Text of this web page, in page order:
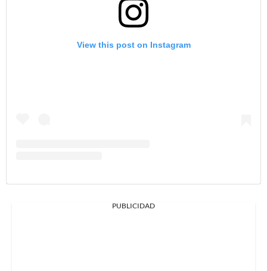
View this post on Instagram
PUBLICIDAD